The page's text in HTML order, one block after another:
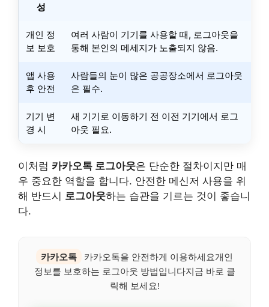
성
개인 정
보 보호
여러 사람이 기기를 사용할 때, 로그아웃을
통해 본인의 메세지가 노출되지 않음.
앱 사용
후 안전
사람들의 눈이 많은 공공장소에서 로그아웃
은 필수.
기기 변
경 시
새 기기로 이동하기 전 이전 기기에서 로그
아웃 필요.
이처럼 카카오톡 로그아웃은 단순한 절차이지만 매
우 중요한 역할을 합니다. 안전한 메신저 사용을 위
해 반드시 로그아웃하는 습관을 기르는 것이 좋습니
다.
카카오톡
카카오톡을 안전하게 이용하세요개인
정보를 보호하는 로그아웃 방법입니다지금 바로 클
릭해 보세요!